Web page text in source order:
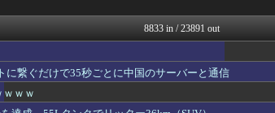
、『グラミ... 日本と韓国は敵か？味方か？...
8833 in / 23891 out
に繋ぐだけで35秒ごとに中国のサーバーと通信
ｗｗｗ